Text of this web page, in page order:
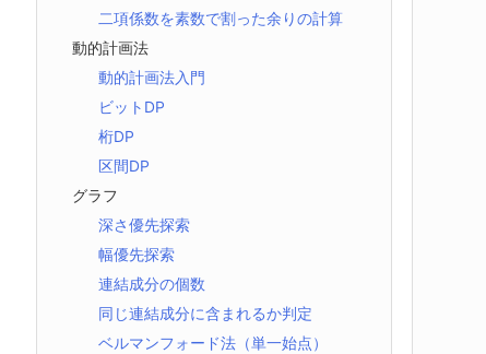
二項係数を素数で割った余りの計算
動的計画法
動的計画法入門
ビットDP
桁DP
区間DP
グラフ
深さ優先探索
幅優先探索
連結成分の個数
同じ連結成分に含まれるか判定
ベルマンフォード法（単一始点）